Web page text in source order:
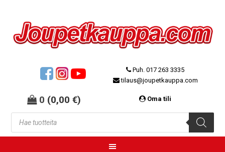
0 (0,00€)
Puh. 017 263 3335
tilaus@joupetkauppa.com
Oma tili